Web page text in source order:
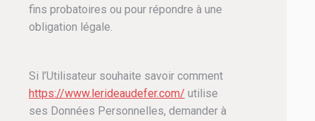
fins probatoires ou pour répondre à une
obligation légale.
Si l’Utilisateur souhaite savoir comment
https://www.lerideaudefer.com/ utilise
ses Données Personnelles, demander à